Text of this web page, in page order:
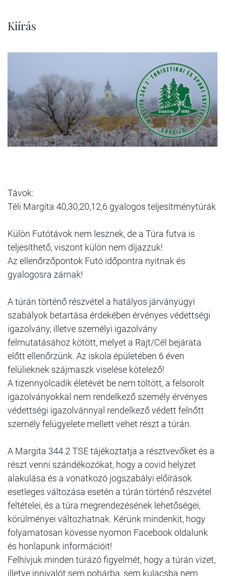
Kiírás
Távok:
Téli Margita 40,30,20,12,6 gyalogos teljesítménytúrák
Külön Futótávok nem lesznek, de a Túra futva is
teljesíthető, viszont külön nem díjazzuk!
Az ellenőrzőpontok Futó időpontra nyitnak és
gyalogosra zárnak!
A túrán történő részvétel a hatályos járványügyi
szabályok betartása érdekében érvényes védettségi
igazolvány, illetve személyi igazolvány
felmutatásához kötött, melyet a Rajt/Cél bejárata
előtt ellenőrzünk. Az iskola épületében 6 éven
felülieknek szájmaszk viselése kötelező!
A tizennyolcadik életévét be nem töltött, a felsorolt
igazolványokkal nem rendelkező személy érvényes
védettségi igazolvánnyal rendelkező védett felnőtt
személy felügyelete mellett vehet részt a túrán.
A Margita 344.2 TSE tájékoztatja a résztvevőket és a
részt venni szándékozókat, hogy a covid helyzet
alakulása és a vonatkozó jogszabályi előírások
esetleges változása esetén a túrán történő részvétel
feltételei, és a túra megrendezésének lehetőségei,
körülményei változhatnak. Kérünk mindenkit, hogy
folyamatosan kövesse nyomon Facebook oldalunk
és honlapunk információit!
Felhívjuk minden túrázó figyelmét, hogy a túrán vizet,
illetve innivalót sem pohárba, sem kulacsba nem